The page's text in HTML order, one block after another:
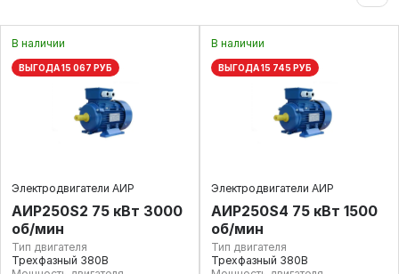
В наличии
ВЫГОДА 15 067 РУБ
Электродвигатели АИР
АИР250S2 75 кВт 3000
об/мин
Тип двигателя
Трехфазный 380В
В наличии
ВЫГОДА 15 745 РУБ
Электродвигатели АИР
АИР250S4 75 кВт 1500
об/мин
Тип двигателя
Трехфазный 380В